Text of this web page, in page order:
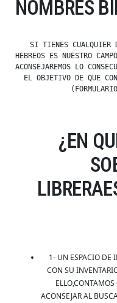
NOMBRES
SI TIENES CUALQUIER
HEBREOS ES NUESTRO
ACONSEJAREMOS LO
EL OBJETIVO DE QUE
¿EN
1- UN ESPACIO DE
CON SU
ACONSEJAR AL